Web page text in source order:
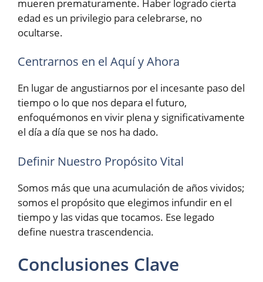
mueren prematuramente. Haber logrado cierta
edad es un privilegio para celebrarse, no
ocultarse.
Centrarnos en el Aquí y Ahora
En lugar de angustiarnos por el incesante paso del
tiempo o lo que nos depara el futuro,
enfoquémonos en vivir plena y significativamente
el día a día que se nos ha dado.
Definir Nuestro Propósito Vital
Somos más que una acumulación de años vividos;
somos el propósito que elegimos infundir en el
tiempo y las vidas que tocamos. Ese legado
define nuestra trascendencia.
Conclusiones Clave